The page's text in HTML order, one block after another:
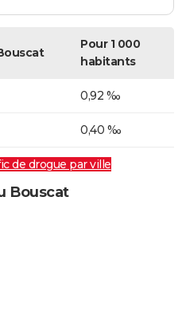
Pour 1 000
habitants
0,92 ‰
0,40 ‰
de drogue par ville
Bouscat